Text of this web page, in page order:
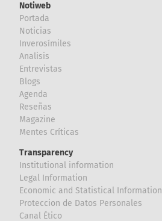
Notiweb
Portada
Noticias
Inverosímiles
Analisis
Entrevistas
Blogs
Agenda
Reseñas
Magazine
Mentes Críticas
Transparency
Institutional information
Legal Information
Economic and Statistical Information
Proteccion de Datos Personales
Canal Ético